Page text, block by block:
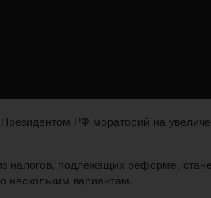
РФ мораторий на
налогов, подлежащих реформе,
нескольким вариантам.